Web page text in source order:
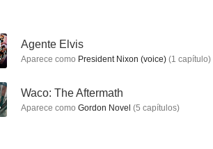
Big Mouth
8.4
Agente Elvis
Aparece como President Nixon (voice) (1 capítulo)
Waco: The Aftermath
Aparece como Gordon Novel (5 capítulos)